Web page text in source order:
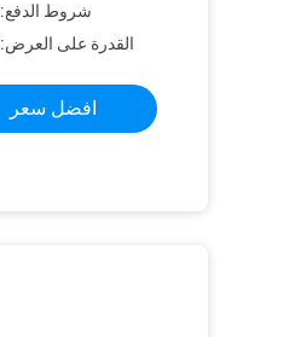
شروط الدفع:
القدرة على العرض:
افضل سعر